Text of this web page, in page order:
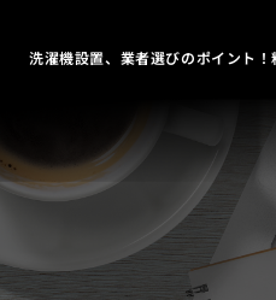
洗濯機設置、業者選びのポイント